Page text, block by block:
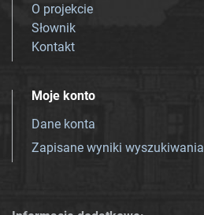
O projekcie
Słownik
Kontakt
Moje konto
Dane konta
Zapisane wyniki wyszukiwania